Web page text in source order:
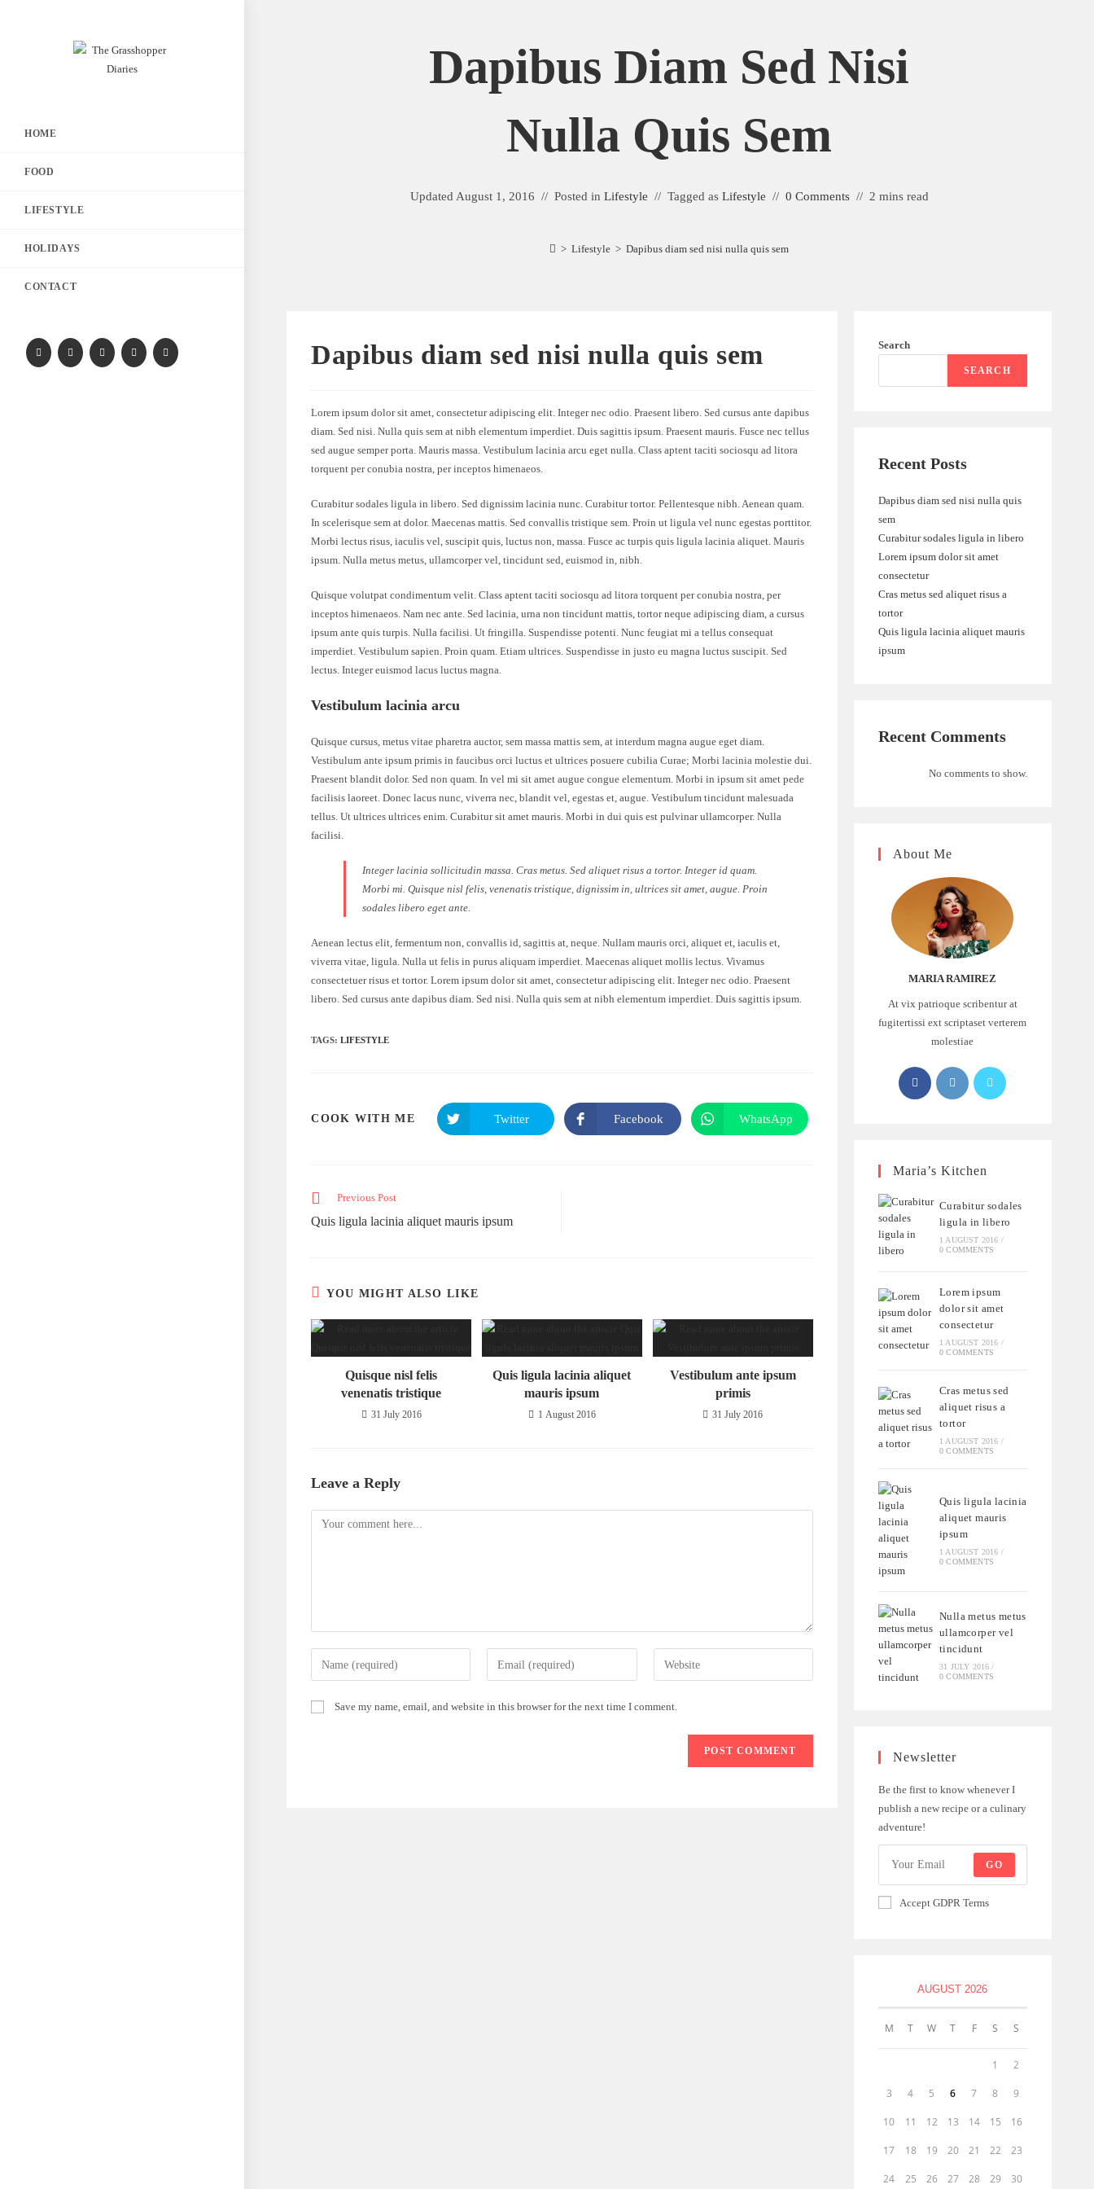
HOME
FOOD
LIFESTYLE
HOLIDAYS
CONTACT
Dapibus Diam Sed Nisi
Nulla Quis Sem
Updated August 1, 2016 Posted in Lifestyle Tagged as Lifestyle 0 Comments 2 mins read
> Lifestyle > Dapibus diam sed nisi nulla quis sem
Dapibus diam sed nisi nulla quis sem
Lorem ipsum dolor sit amet, consectetur adipiscing elit. Integer nec odio. Praesent libero. Sed cursus ante dapibus
diam. Sed nisi. Nulla quis sem at nibh elementum imperdiet. Duis sagittis ipsum. Praesent mauris. Fusce nec tellus
sed augue semper porta. Mauris massa. Vestibulum lacinia arcu eget nulla. Class aptent taciti sociosqu ad litora
torquent per conubia nostra, per inceptos himenaeos.
Curabitur sodales ligula in libero. Sed dignissim lacinia nunc. Curabitur tortor. Pellentesque nibh. Aenean quam.
In scelerisque sem at dolor. Maecenas mattis. Sed convallis tristique sem. Proin ut ligula vel nunc egestas porttitor.
Morbi lectus risus, iaculis vel, suscipit quis, luctus non, massa. Fusce ac turpis quis ligula lacinia aliquet. Mauris
ipsum. Nulla metus metus, ullamcorper vel, tincidunt sed, euismod in, nibh.
Quisque volutpat condimentum velit. Class aptent taciti sociosqu ad litora torquent per conubia nostra, per
inceptos himenaeos. Nam nec ante. Sed lacinia, urna non tincidunt mattis, tortor neque adipiscing diam, a cursus
ipsum ante quis turpis. Nulla facilisi. Ut fringilla. Suspendisse potenti. Nunc feugiat mi a tellus consequat
imperdiet. Vestibulum sapien. Proin quam. Etiam ultrices. Suspendisse in justo eu magna luctus suscipit. Sed
lectus. Integer euismod lacus luctus magna.
Vestibulum lacinia arcu
Quisque cursus, metus vitae pharetra auctor, sem massa mattis sem, at interdum magna augue eget diam.
Vestibulum ante ipsum primis in faucibus orci luctus et ultrices posuere cubilia Curae; Morbi lacinia molestie dui.
Praesent blandit dolor. Sed non quam. In vel mi sit amet augue congue elementum. Morbi in ipsum sit amet pede
facilisis laoreet. Donec lacus nunc, viverra nec, blandit vel, egestas et, augue. Vestibulum tincidunt malesuada
tellus. Ut ultrices ultrices enim. Curabitur sit amet mauris. Morbi in dui quis est pulvinar ullamcorper. Nulla
facilisi.
Integer lacinia sollicitudin massa. Cras metus. Sed aliquet risus a tortor. Integer id quam.
Morbi mi. Quisque nisl felis, venenatis tristique, dignissim in, ultrices sit amet, augue. Proin
sodales libero eget ante.
Aenean lectus elit, fermentum non, convallis id, sagittis at, neque. Nullam mauris orci, aliquet et, iaculis et,
viverra vitae, ligula. Nulla ut felis in purus aliquam imperdiet. Maecenas aliquet mollis lectus. Vivamus
consectetuer risus et tortor. Lorem ipsum dolor sit amet, consectetur adipiscing elit. Integer nec odio. Praesent
libero. Sed cursus ante dapibus diam. Sed nisi. Nulla quis sem at nibh elementum imperdiet. Duis sagittis ipsum.
TAGS:LIFESTYLE
COOK WITH ME Twitter Facebook WhatsApp
Previous Post
Quis ligula lacinia aliquet mauris ipsum
YOU MIGHT ALSO LIKE
Quisque nisl felis
venenatis tristique
31 July 2016
Quis ligula lacinia aliquet
mauris ipsum
1 August 2016
Vestibulum ante ipsum
primis
31 July 2016
Leave a Reply
Save my name, email, and website in this browser for the next time I comment.
Search
SEARCH
Recent Posts
Dapibus diam sed nisi nulla quis
sem
Curabitur sodales ligula in libero
Lorem ipsum dolor sit amet
consectetur
Cras metus sed aliquet risus a
tortor
Quis ligula lacinia aliquet mauris
ipsum
Recent Comments
No comments to show.
About Me
MARIA RAMIREZ
At vix patrioque scribentur at
fugitertissi ext scriptaset verterem
molestiae
Maria’s Kitchen
Curabitur sodales
ligula in libero
1 AUGUST 2016 /
0 COMMENTS
Lorem ipsum
dolor sit amet
consectetur
1 AUGUST 2016 /
0 COMMENTS
Cras metus sed
aliquet risus a
tortor
1 AUGUST 2016 /
0 COMMENTS
Quis ligula lacinia
aliquet mauris
ipsum
1 AUGUST 2016 /
0 COMMENTS
Nulla metus metus
ullamcorper vel
tincidunt
31 JULY 2016 /
0 COMMENTS
Newsletter
Be the first to know whenever I
publish a new recipe or a culinary
adventure!
GO
Accept GDPR Terms
AUGUST 2026
M T W T F S S
1 2
3 4 5 6 7 8 9
10 11 12 13 14 15 16
17 18 19 20 21 22 23
24 25 26 27 28 29 30